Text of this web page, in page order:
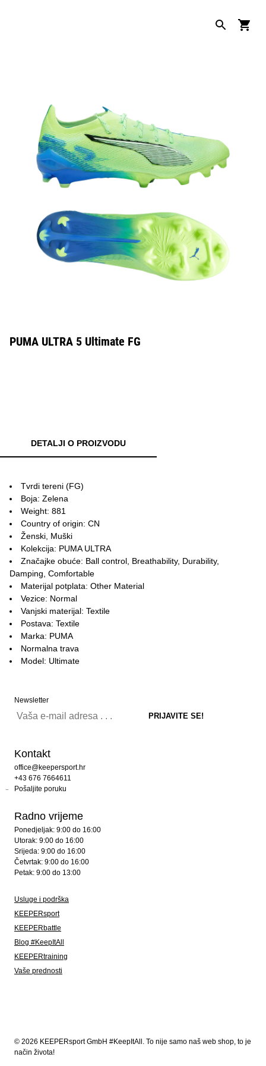
PUMA ULTRA 5 Ultimate FG
DETALJI O PROIZVODU
Tvrdi tereni (FG)
Boja: Zelena
Weight: 881
Country of origin: CN
Ženski, Muški
Kolekcija: PUMA ULTRA
Značajke obuće: Ball control, Breathability, Durability,
Damping, Comfortable
Materijal potplata: Other Material
Vezice: Normal
Vanjski materijal: Textile
Postava: Textile
Marka: PUMA
Normalna trava
Model: Ultimate
Newsletter
Kontakt
office@keepersport.hr
+43 676 7664611
Pošaljite poruku
Radno vrijeme
Ponedjeljak: 9:00 do 16:00
Utorak: 9:00 do 16:00
Srijeda: 9:00 do 16:00
Četvrtak: 9:00 do 16:00
Petak: 9:00 do 13:00
Usluge i podrška
KEEPERsport
KEEPERbattle
Blog #KeepItAll
KEEPERtraining
Vaše prednosti
© 2026 KEEPERsport GmbH #KeepItAll. To nije samo naš web shop, to je
način života!